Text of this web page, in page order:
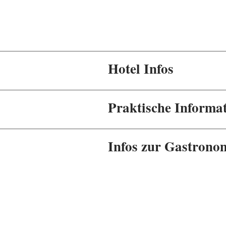
Hotel Infos
Praktische
Infos zur